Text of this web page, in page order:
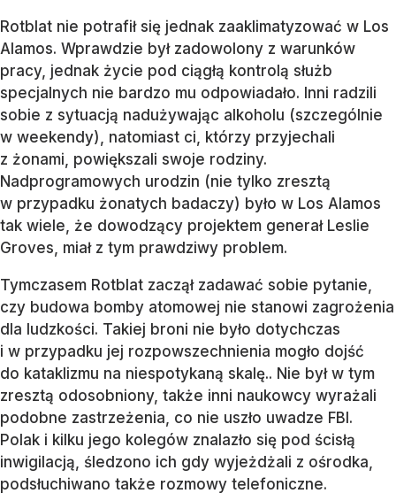
Rotblat nie potrafił się jednak zaaklimatyzować w Los
Alamos. Wprawdzie był zadowolony z warunków
pracy, jednak życie pod ciągłą kontrolą służb
specjalnych nie bardzo mu odpowiadało. Inni radzili
sobie z sytuacją nadużywając alkoholu (szczególnie
w weekendy), natomiast ci, którzy przyjechali
z żonami, powiększali swoje rodziny.
Nadprogramowych urodzin (nie tylko zresztą
w przypadku żonatych badaczy) było w Los Alamos
tak wiele, że dowodzący projektem generał Leslie
Groves, miał z tym prawdziwy problem.
Tymczasem Rotblat zaczął zadawać sobie pytanie,
czy budowa bomby atomowej nie stanowi zagrożenia
dla ludzkości. Takiej broni nie było dotychczas
i w przypadku jej rozpowszechnienia mogło dojść
do kataklizmu na niespotykaną skalę.. Nie był w tym
zresztą odosobniony, także inni naukowcy wyrażali
podobne zastrzeżenia, co nie uszło uwadze FBI.
Polak i kilku jego kolegów znalazło się pod ścisłą
inwigilacją, śledzono ich gdy wyjeżdżali z ośrodka,
podsłuchiwano także rozmowy telefoniczne.